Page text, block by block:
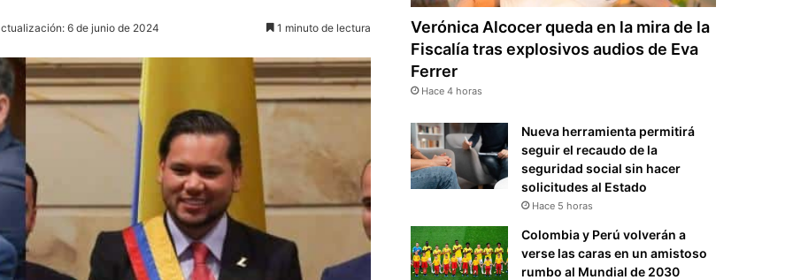
6 de junio de 2024 1 minuto de lectura
Verónica Alcocer queda en la mira de la
Fiscalía tras explosivos audios de Eva
Ferrer
Hace 4 horas
Nueva herramienta permitirá
seguir el recaudo de la
seguridad social sin hacer
solicitudes al Estado
Hace 5 horas
Colombia y Perú volverán a
verse las caras en un amistoso
rumbo al Mundial de 2030